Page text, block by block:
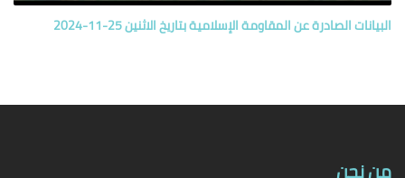
البيانات الصادرة عن المقاومة الإسلامية بتاريخ الاثنين 25-11-2024